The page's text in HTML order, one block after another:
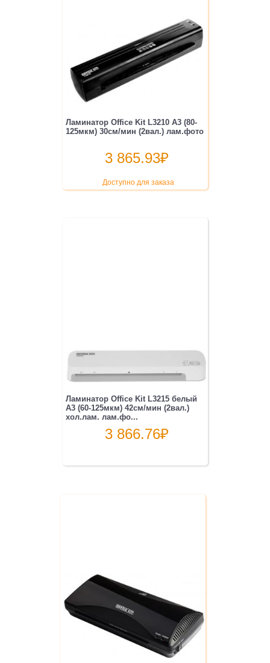
Ламинатор Office Kit L3210 A3 (80-
125мкм) 30см/мин (2вал.) лам.фото
3 865.93₽
Доступно для заказа
Ламинатор Office Kit L3215 белый
A3 (60-125мкм) 42см/мин (2вал.)
хол.лам. лам.фо...
3 866.76₽